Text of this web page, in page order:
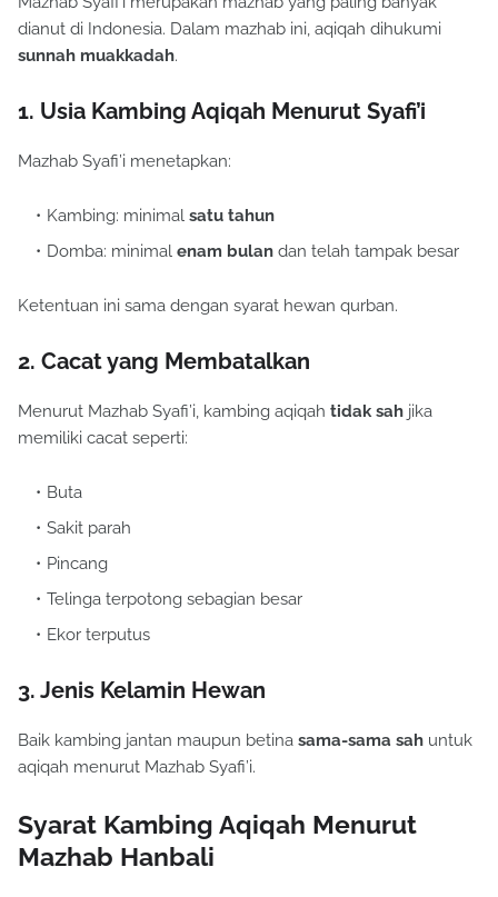
dianut di Indonesia. Dalam mazhab ini, aqiqah dihukumi
sunnah muakkadah.
1. Usia Kambing Aqiqah Menurut Syafi’i
Mazhab Syafi’i menetapkan:
Kambing: minimal satu tahun
Domba: minimal enam bulan dan telah tampak besar
Ketentuan ini sama dengan syarat hewan qurban.
2. Cacat yang Membatalkan
Menurut Mazhab Syafi’i, kambing aqiqah tidak sah jika
memiliki cacat seperti:
Buta
Sakit parah
Pincang
Telinga terpotong sebagian besar
Ekor terputus
3. Jenis Kelamin Hewan
Baik kambing jantan maupun betina sama-sama sah untuk
aqiqah menurut Mazhab Syafi’i.
Syarat Kambing Aqiqah Menurut
Mazhab Hanbali